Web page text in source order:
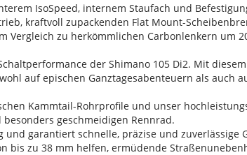
IsoSpeed, internem Staufach und
kraftvoll zupackenden Flat Mount-
Vergleich zu herkömmlichen Carbonlenkern um
der Shimano 105 Di2. Mit
auf epischen Ganztagesabenteuern als auch
Kammtail-Rohrprofile und unser
geschmeidigen Rennrad.
garantiert schnelle, präzise und zuverlässige
bis zu 38 mm helfen, ermüdende